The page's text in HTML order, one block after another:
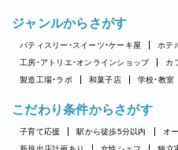
ジャンルからさがす
パティスリー・スイーツ・ケーキ屋
ホテ
工房・アトリエ・オンラインショップ
カ
製造工場・ラボ
和菓子店 学校・教室
こだわり条件からさがす
子育て応援 駅から徒歩5分以内 オ